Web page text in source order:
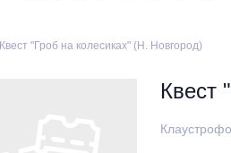
Квест "Гроб на колесиках" (Н. Новгород)
Квест